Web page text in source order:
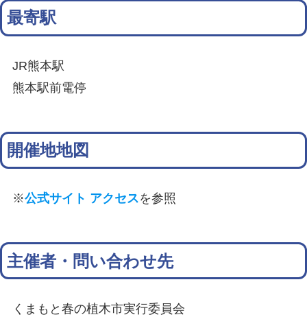
最寄駅
JR熊本駅
熊本駅前電停
開催地地図
※公式サイト アクセスを参照
主催者・問い合わせ先
くまもと春の植木市実行委員会